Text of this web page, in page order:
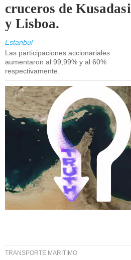
cruceros de Kusadasi
y Lisboa.
Estanbul
Las participaciones accionariales
aumentaron al 99,99% y al 60%
respectivamente.
TRANSPORTE MARÍTIMO